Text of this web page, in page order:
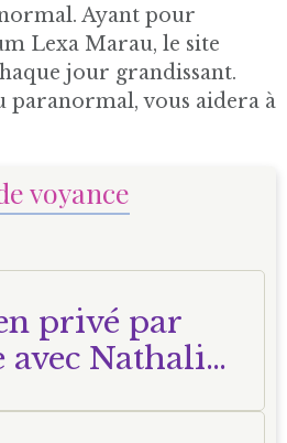
Ayant pour
Lexa Marau, le site
jour grandissant.
paranormal, vous aidera à
voyance
privé par
avec Nathalie